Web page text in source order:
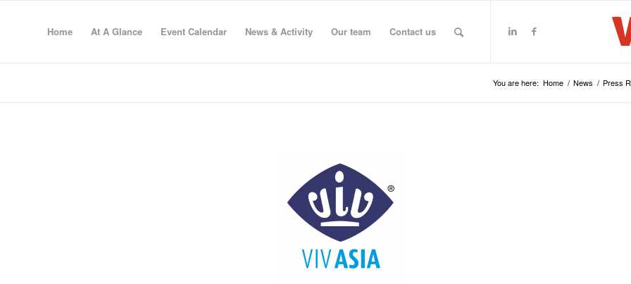
Home At A Glance Event Calendar News & Activity Our team Contact us
You are here: Home / News / Press